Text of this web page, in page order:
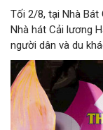
Tối 2/8, tại Nhà Bát
Nhà hát Cải lương
người dân và du
những làn điệu cải
hòa quyện trong
biệt, chương trình
phương Nam, góp
cảm xúc.